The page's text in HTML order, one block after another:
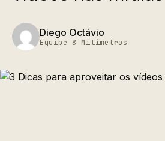
Diego Octávio
Equipe 8 Milímetros